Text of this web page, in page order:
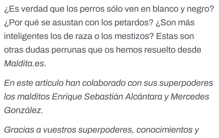
¿Es verdad que los perros sólo ven en blanco y negro?
¿Por qué se asustan con los petardos? ¿Son más
inteligentes los de raza o los mestizos? Estas son
otras dudas perrunas que os hemos resuelto desde
Maldita.es.
En este artículo han colaborado con sus superpoderes
los malditos Enrique Sebastián Alcántara y Mercedes
González.
Gracias a vuestros superpoderes, conocimientos y